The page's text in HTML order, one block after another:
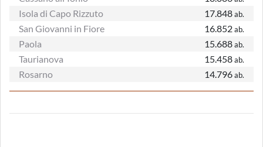
Isola di Capo Rizzuto 17.848ab.
San Giovanni in Fiore 16.852ab.
Paola 15.688ab.
Taurianova 15.458ab.
Rosarno 14.796ab.